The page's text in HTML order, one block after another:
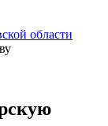
области